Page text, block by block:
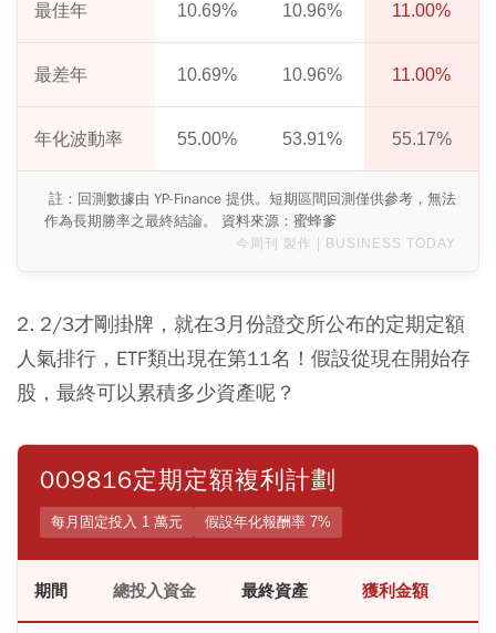
最佳年 10.69% 10.96% 11.00%
最差年 10.69% 10.96% 11.00%
年化波動率 55.00% 53.91% 55.17%
註：回測數據由 YP-Finance 提供。短期區間回測僅供參考，無法
作為長期勝率之最終結論。 資料來源：蜜蜂爹
今周刊 製作 | BUSINESS TODAY
2. 2/3才剛掛牌，就在3月份證交所公布的定期定額
人氣排行，ETF類出現在第11名！假設從現在開始存
股，最終可以累積多少資產呢？
009816定期定額複利計劃
每月固定投入 1 萬元 假設年化報酬率 7%
期間 總投入資金 最終資產 獲利金額